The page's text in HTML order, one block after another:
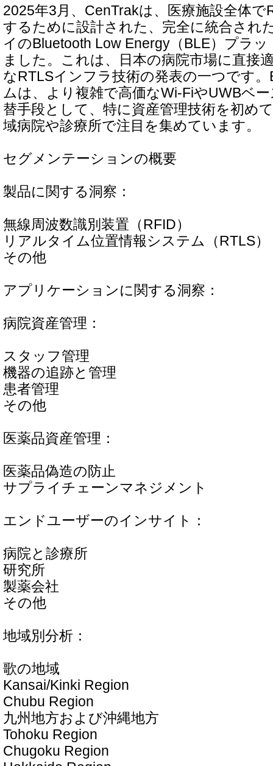
2025年3月、CenTrakは、医療施設全体で
するために設計された、完全に統合され
イのBluetooth Low Energy（BLE）プラ
ました。これは、日本の病院市場に直接
なRTLSインフラ技術の発表の一つです
ムは、より複雑で高価なWi-FiやUWBベ
替手段として、特に資産管理技術を初め
域病院や診療所で注目を集めています。
セグメンテーションの概要
製品に関する洞察：
無線周波数識別装置（RFID）
リアルタイム位置情報システム（RTLS）
その他
アプリケーションに関する洞察：
病院資産管理：
スタッフ管理
機器の追跡と管理
患者管理
その他
医薬品資産管理：
医薬品偽造の防止
サプライチェーンマネジメント
エンドユーザーのインサイト：
病院と診療所
研究所
製薬会社
その他
地域別分析：
歌の地域
Kansai/Kinki Region
Chubu Region
九州地方および沖縄地方
Tohoku Region
Chugoku Region